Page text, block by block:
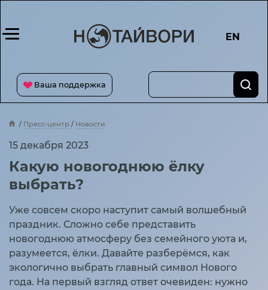
Ваша поддержка
EN
Пресс-центр
Новости
Какую новогоднюю ёлку выбрать?
15 декабря 2023
Какую новогоднюю ёлку
выбрать?
Уже совсем скоро наступит самый волшебный
праздник. Сложно себе представить
новогоднюю атмосферу без семейного уюта и,
разумеется, ёлки. Давайте разберёмся, как
экологично выбрать главный символ Нового
года. На первый взгляд ответ очевиден: нужно